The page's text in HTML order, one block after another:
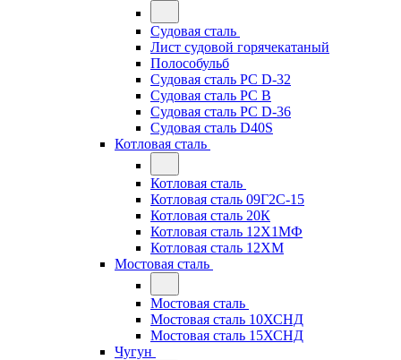
Судовая сталь
Лист судовой горячекатаный
Полособульб
Судовая сталь РС D-32
Судовая сталь РС В
Судовая сталь РС D-36
Судовая сталь D40S
Котловая сталь
Котловая сталь
Котловая сталь 09Г2С-15
Котловая сталь 20К
Котловая сталь 12Х1МФ
Котловая сталь 12ХМ
Мостовая сталь
Мостовая сталь
Мостовая сталь 10ХСНД
Мостовая сталь 15ХСНД
Чугун